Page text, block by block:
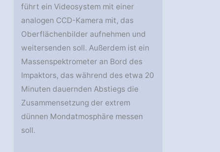
führt ein Videosystem mit einer
analogen CCD-Kamera mit, das
Oberflächenbilder aufnehmen und
weitersenden soll. Außerdem ist ein
Massenspektrometer an Bord des
Impaktors, das während des etwa 20
Minuten dauernden Abstiegs die
Zusammensetzung der extrem
dünnen Mondatmosphäre messen
soll.